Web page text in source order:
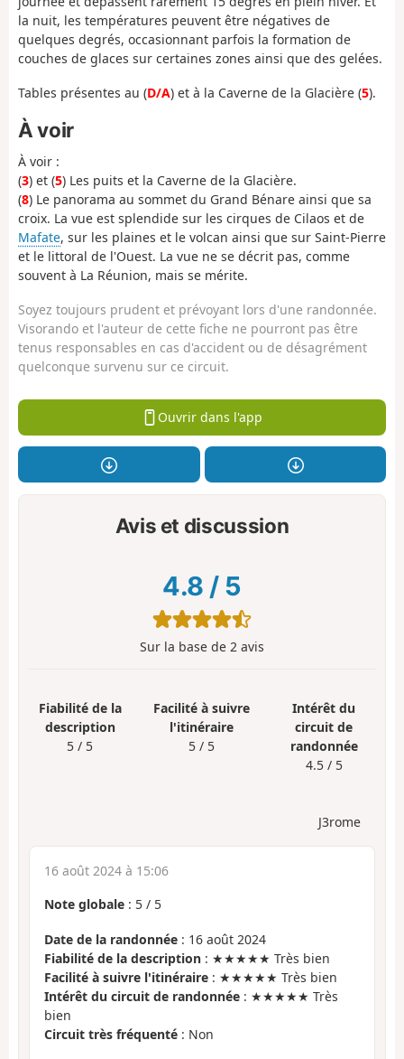
la nuit, les températures peuvent être négatives de
quelques degrés, occasionnant parfois la formation de
couches de glaces sur certaines zones ainsi que des gelées.
Tables présentes au (D/A) et à la Caverne de la Glacière (5).
À voir
À voir :
(3) et (5) Les puits et la Caverne de la Glacière.
(8) Le panorama au sommet du Grand Bénare ainsi que sa
croix. La vue est splendide sur les cirques de Cilaos et de
Mafate, sur les plaines et le volcan ainsi que sur Saint-Pierre
et le littoral de l'Ouest. La vue ne se décrit pas, comme
souvent à La Réunion, mais se mérite.
Soyez toujours prudent et prévoyant lors d'une randonnée.
Visorando et l'auteur de cette fiche ne pourront pas être
tenus responsables en cas d'accident ou de désagrément
quelconque survenu sur ce circuit.
Ouvrir dans l'app
Avis et discussion
4.8 / 5
Sur la base de 2 avis
Fiabilité de la
description
5 / 5
Facilité à suivre
l'itinéraire
5 / 5
Intérêt du
circuit de
randonnée
4.5 / 5
J3rome
16 août 2024 à 15:06
Note globale : 5 / 5
Date de la randonnée : 16 août 2024
Fiabilité de la description : ★★★★★ Très bien
Facilité à suivre l'itinéraire : ★★★★★ Très bien
Intérêt du circuit de randonnée : ★★★★★ Très
bien
Circuit très fréquenté : Non